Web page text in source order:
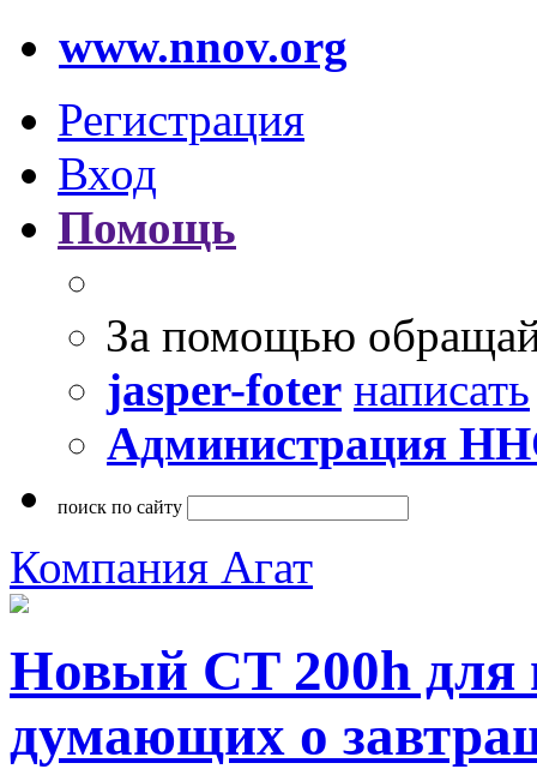
www.nnov.org
Регистрация
Вход
Помощь
За помощью
jasper-foter написать
Администрация
поиск по сайту
Компания Агат
Новый CT 200h для
думающих о